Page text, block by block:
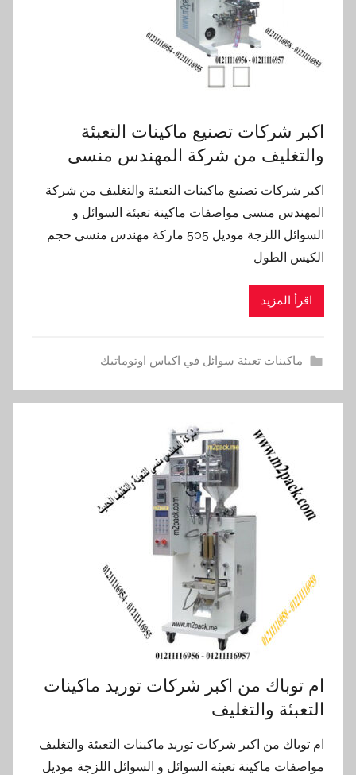
اكبر شركات تصنيع ماكينات التعبئة
والتغليف من شركة المهندس منسى
اكبر شركات تصنيع ماكينات التعبئة والتغليف من شركة
المهندس منسى مواصفات ماكينة تعبئة السوائل و
السوائل اللزجة موديل 505 ماركة مهندس منسي حجم
الكيس الطول
اقرأ المزيد
ماكينات تعبئة سوائل في اكياس اوتوماتيك
ام توباك من اكبر شركات توريد ماكينات
التعبئة والتغليف
ام توباك من اكبر شركات توريد ماكينات التعبئة والتغليف
مواصفات ماكينة تعبئة السوائل و السوائل اللزجة موديل